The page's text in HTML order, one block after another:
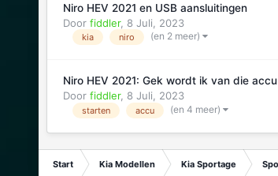
Niro HEV 2021 en USB aansluitingen
Door fiddler, 8 Juli, 2023
kia niro (en 2 meer)
Niro HEV 2021: Gek wordt ik van die
Door fiddler, 8 Juli, 2023
starten accu (en 4 meer)
Start Kia Modellen Kia Sportage